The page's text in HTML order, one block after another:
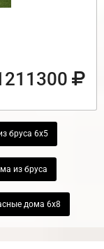
бруса 6х5
из бруса
дома 6х8